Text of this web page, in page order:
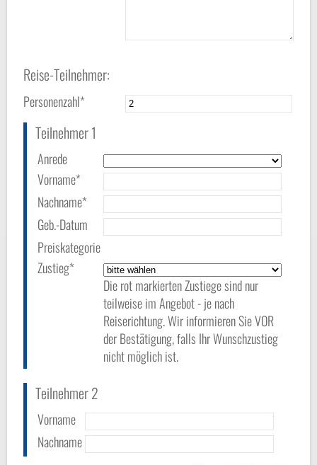
Reise-Teilnehmer:
Personenzahl*
Teilnehmer 1
Anrede
Vorname*
Nachname*
Geb.-Datum
Preiskategorie
Zustieg*
Die rot markierten Zustiege sind nur
teilweise im Angebot - je nach
Reiserichtung. Wir informieren Sie VOR
der Bestätigung, falls Ihr Wunschzustieg
nicht möglich ist.
Teilnehmer 2
Vorname
Nachname